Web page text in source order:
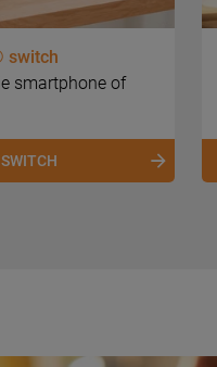
switch
smartphone of